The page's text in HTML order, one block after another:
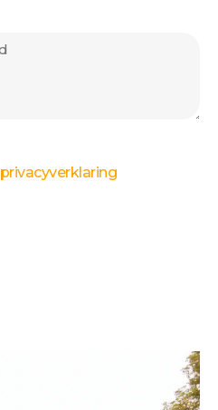
privacyverklaring